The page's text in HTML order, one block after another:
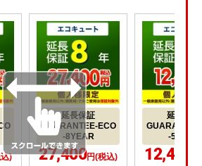
)
延長保証
GUARANTEE-ECO
-8YEAR
27,400円(税込)
延長保証
-5YEAR
12,400